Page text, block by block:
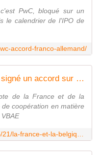
PwC, bloqué sur un
le calendrier de l'IPO de
accord-franco-allemand/
La France et la Belgique ont signé un accord sur les caractéristiques du futur véhicule blindé d'aide à l'engagement - Zone Militaire
de la France et de la
coopération en matière